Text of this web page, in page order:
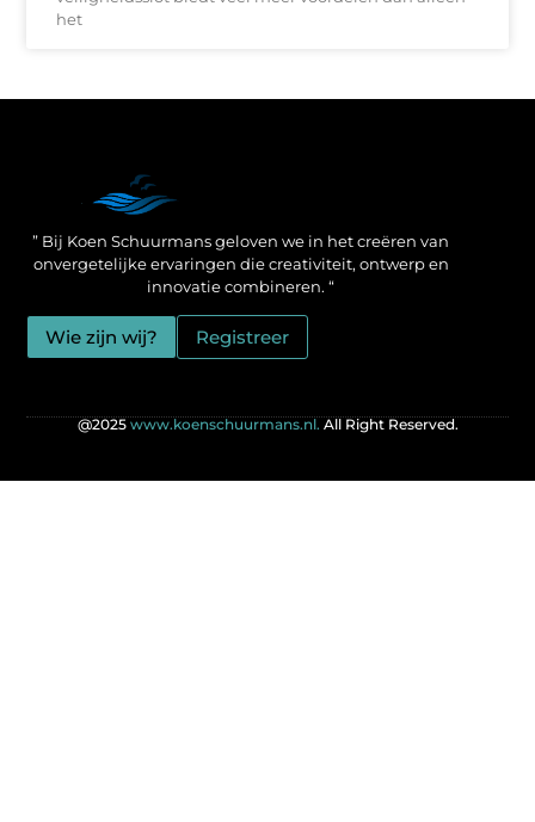
het
” Bij Koen Schuurmans geloven we in het creëren van
onvergetelijke ervaringen die creativiteit, ontwerp en
innovatie combineren. “
Wie zijn wij? Registreer
@2025 www.koenschuurmans.nl. All Right Reserved.